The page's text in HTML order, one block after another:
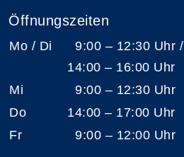
Öffnungszeiten
Mo / Di
9:00 – 12:30 Uhr /
14:00 – 16:00 Uhr
Mi
9:00 – 12:30 Uhr
Do
14:00 – 17:00 Uhr
Fr
9:00 – 12:00 Uhr